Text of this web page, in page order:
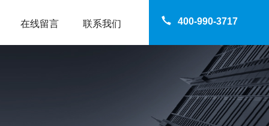
400-990-3717
在线留言 联系我们